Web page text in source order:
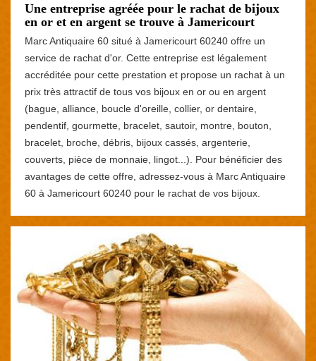
Une entreprise agréée pour le rachat de bijoux
en or et en argent se trouve à Jamericourt
Marc Antiquaire 60 situé à Jamericourt 60240 offre un
service de rachat d'or. Cette entreprise est légalement
accréditée pour cette prestation et propose un rachat à un
prix très attractif de tous vos bijoux en or ou en argent
(bague, alliance, boucle d'oreille, collier, or dentaire,
pendentif, gourmette, bracelet, sautoir, montre, bouton,
bracelet, broche, débris, bijoux cassés, argenterie,
couverts, pièce de monnaie, lingot...). Pour bénéficier des
avantages de cette offre, adressez-vous à Marc Antiquaire
60 à Jamericourt 60240 pour le rachat de vos bijoux.